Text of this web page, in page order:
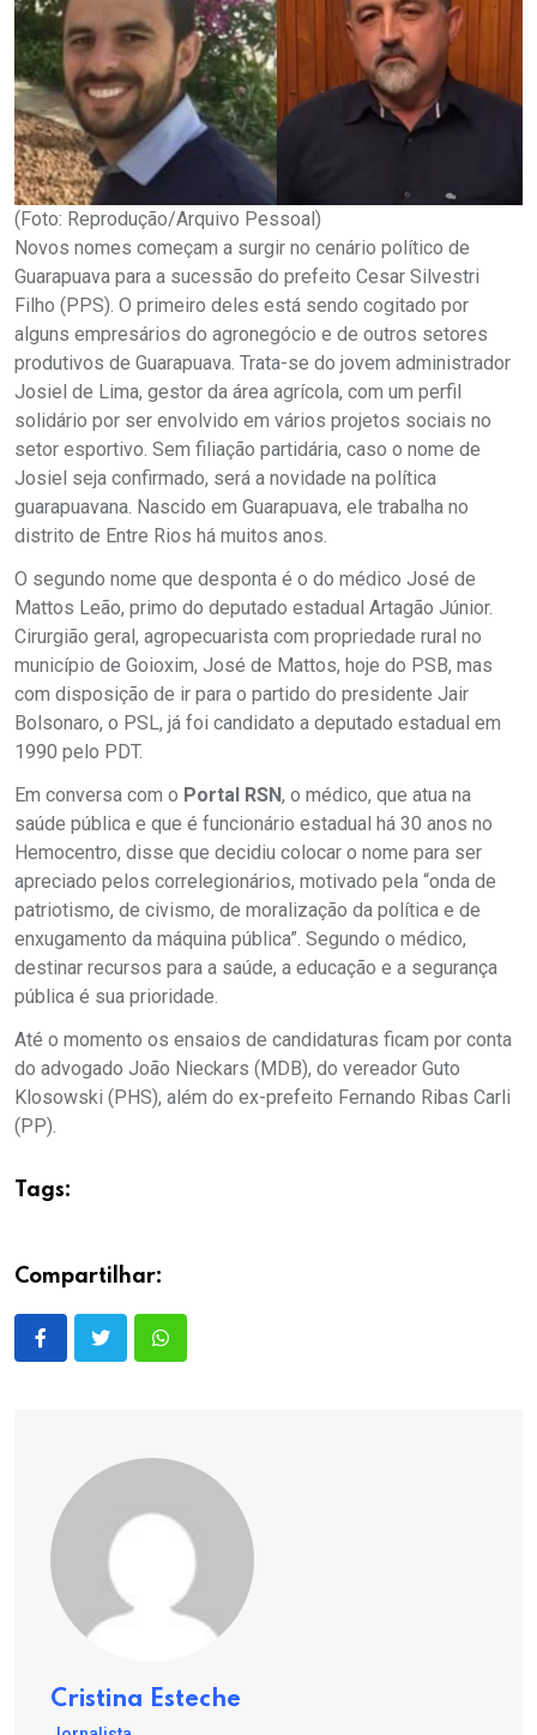
(Foto: Reprodução/Arquivo Pessoal)
Novos nomes começam a surgir no cenário político de
Guarapuava para a sucessão do prefeito Cesar Silvestri
Filho (PPS). O primeiro deles está sendo cogitado por
alguns empresários do agronegócio e de outros setores
produtivos de Guarapuava. Trata-se do jovem administrador
Josiel de Lima, gestor da área agrícola, com um perfil
solidário por ser envolvido em vários projetos sociais no
setor esportivo. Sem filiação partidária, caso o nome de
Josiel seja confirmado, será a novidade na política
guarapuavana. Nascido em Guarapuava, ele trabalha no
distrito de Entre Rios há muitos anos.
O segundo nome que desponta é o do médico José de
Mattos Leão, primo do deputado estadual Artagão Júnior.
Cirurgião geral, agropecuarista com propriedade rural no
município de Goioxim, José de Mattos, hoje do PSB, mas
com disposição de ir para o partido do presidente Jair
Bolsonaro, o PSL, já foi candidato a deputado estadual em
1990 pelo PDT.
Em conversa com o Portal RSN, o médico, que atua na
saúde pública e que é funcionário estadual há 30 anos no
Hemocentro, disse que decidiu colocar o nome para ser
apreciado pelos correlegionários, motivado pela “onda de
patriotismo, de civismo, de moralização da política e de
enxugamento da máquina pública”. Segundo o médico,
destinar recursos para a saúde, a educação e a segurança
pública é sua prioridade.
Até o momento os ensaios de candidaturas ficam por conta
do advogado João Nieckars (MDB), do vereador Guto
Klosowski (PHS), além do ex-prefeito Fernando Ribas Carli
(PP).
Tags:
Compartilhar:
Cristina Esteche